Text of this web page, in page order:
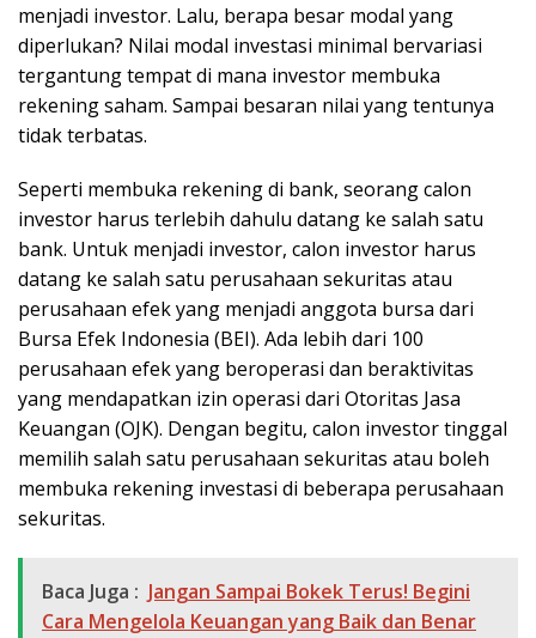
menjadi investor. Lalu, berapa besar modal yang
diperlukan? Nilai modal investasi minimal bervariasi
tergantung tempat di mana investor membuka
rekening saham. Sampai besaran nilai yang tentunya
tidak terbatas.
Seperti membuka rekening di bank, seorang calon
investor harus terlebih dahulu datang ke salah satu
bank. Untuk menjadi investor, calon investor harus
datang ke salah satu perusahaan sekuritas atau
perusahaan efek yang menjadi anggota bursa dari
Bursa Efek Indonesia (BEI). Ada lebih dari 100
perusahaan efek yang beroperasi dan beraktivitas
yang mendapatkan izin operasi dari Otoritas Jasa
Keuangan (OJK). Dengan begitu, calon investor tinggal
memilih salah satu perusahaan sekuritas atau boleh
membuka rekening investasi di beberapa perusahaan
sekuritas.
Baca Juga : Jangan Sampai Bokek Terus! Begini
Cara Mengelola Keuangan yang Baik dan Benar